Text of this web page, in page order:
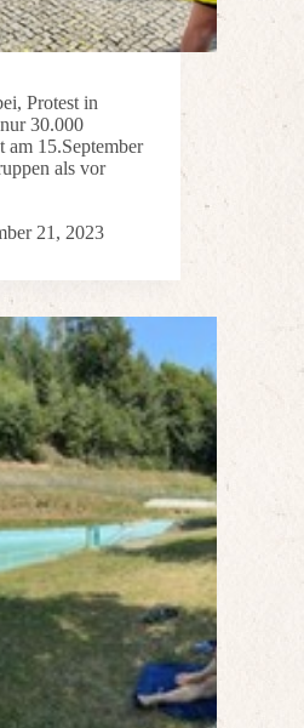
Protest in
30.000
am 15.September
als vor
21, 2023